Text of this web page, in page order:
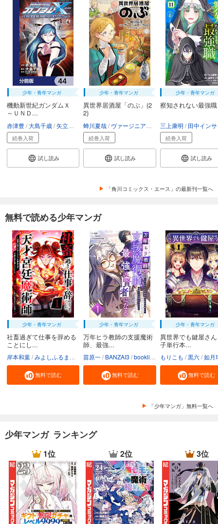
少年・青年マンガ
機動新世紀ガンダムＸ
～ＵＮＤ...
赤津豊 大島千歳 矢立肇・富野由悠季
続巻入荷
試し読み
少年・青年マンガ
異世界居酒屋「のぶ」(2
2)
蝉川夏哉 ヴァージニア二等兵 転
続巻入荷
試し読み
少年・青年マンガ
察知されない最強
三上康明 田中インサイ
続巻入荷
試し読み
「角川コミックス・エース」の最新刊一覧へ
無料で読める少年マンガ
少年・青年マンガ
社畜過ぎて仕事を辞める
ことにし...
岸本和葉 みよしふるまち booklistaSTUDIO
無料で読む
少年・青年マンガ
万年ヒラ教師の支援魔術
師、最強...
苗原一 BANZAI3 booklistaSTUDIO
無料で読む
少年・青年マンガ
異世界でも鍵屋さ
子単行本...
もりこも 黒六 如月
無料で読む
「少年マンガ」無料一覧へ
少年マンガ ランキング
1位 2位 3位